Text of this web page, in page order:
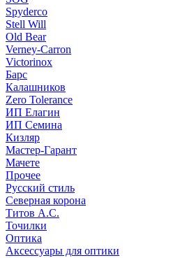
Spyderco
Stell Will
Old Bear
Verney-Carron
Victorinox
Барс
Калашников
Zero Tolerance
ИП Елагин
ИП Семина
Кизляр
Мастер-Гарант
Мачете
Прочее
Русский стиль
Северная корона
Титов А.С.
Точилки
Оптика
Аксессуары для оптики